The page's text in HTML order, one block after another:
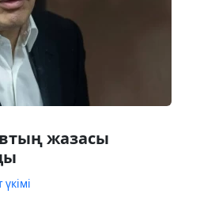
жазасы